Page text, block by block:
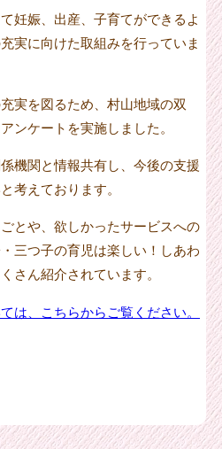
妊娠、出産、子育てができるよ
実に向けた取組みを行っていま
実を図るため、村山地域の双
ンケートを実施しました。
機関と情報共有し、今後の支援
考えております。
とや、欲しかったサービスへの
三つ子の育児は楽しい！しあわ
さん紹介されています。
は、こちらからご覧ください。